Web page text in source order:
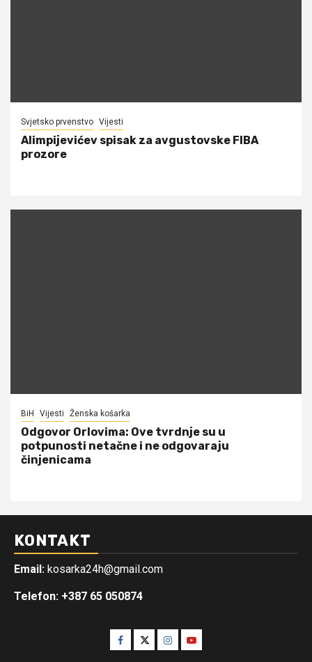
Svjetsko prvenstvo Vijesti
Alimpijevićev spisak za avgustovske FIBA
prozore
BiH Vijesti Ženska košarka
Odgovor Orlovima: ​Ove tvrdnje su u
potpunosti netačne i ne odgovaraju
činjenicama
KONTAKT
Email: kosarka24h@gmail.com
Telefon: +387 65 050874
Facebook
TwitterInstagram
Youtube